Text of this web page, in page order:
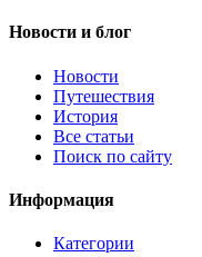
Новости и блог
Новости
Путешествия
История
Все статьи
Поиск по сайту
Информация
Категории